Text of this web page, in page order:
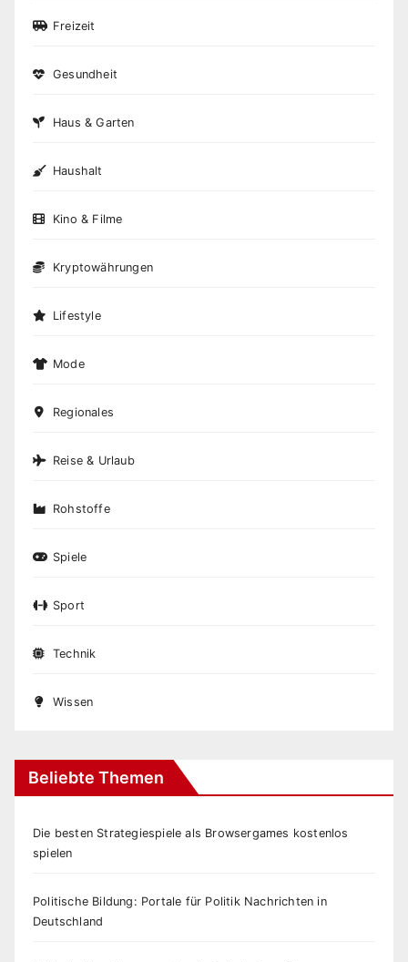
Freizeit
Gesundheit
Haus & Garten
Haushalt
Kino & Filme
Kryptowährungen
Lifestyle
Mode
Regionales
Reise & Urlaub
Rohstoffe
Spiele
Sport
Technik
Wissen
Beliebte Themen
Die besten Strategiespiele als Browsergames kostenlos
spielen
Politische Bildung: Portale für Politik Nachrichten in
Deutschland